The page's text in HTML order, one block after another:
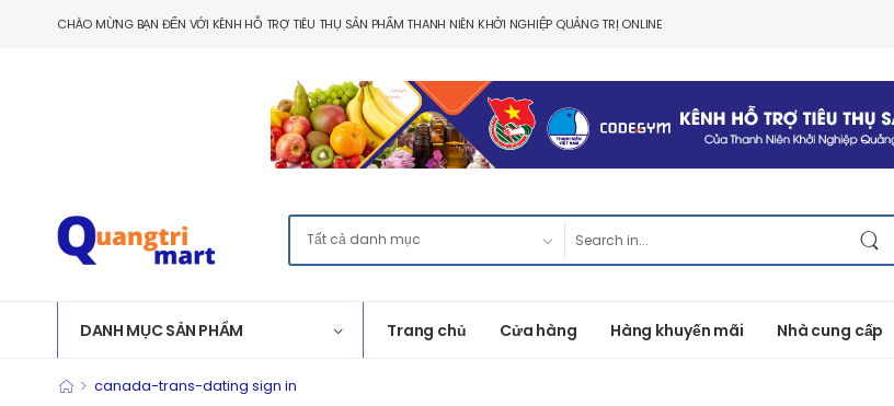
CHÀO MỪNG BẠN ĐẾN VỚI KÊNH HỖ TRỢ TIÊU THỤ SẢN PHẨM THANH NIÊN KHỞI NGHIỆP QUẢNG TRỊ ONLINE
DANH MỤC SẢN PHẨM Trang chủ Cửa hàng Hàng khuyến mãi Nhà cung cấp
> canada-trans-dating sign in